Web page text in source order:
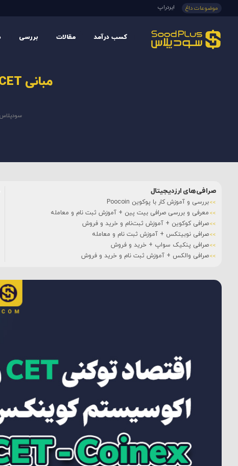
موضوعات داغ ایردراپ
کسب درآمد مقالات بررسی
مبانی CET: توضیح اقتصاد توکنی CET و اکوسیستم کوینکس
سودپلاس
صرافی‌های ارزدیجیتال
بررسی و آموزش کار با پوکوین Poocoin
معرفی و بررسی صرافی بیت پین + آموزش ثبت نام و معامله
صرافی کوکوین + آموزش ثبت‌نام و خرید و فروش
صرافی نوبیتکس + آموزش ثبت نام و معامله
صرافی پنکیک سواپ + خرید و فروش
صرافی والکس + آموزش ثبت نام و خرید و فروش